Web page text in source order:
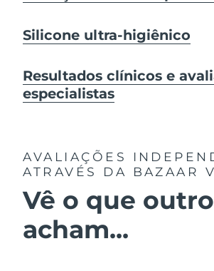
Silicone ultra-higiênico
Resultados clínicos e
especialistas
AVALIAÇÕES
ATRAVÉS DA BAZAAR
Vê o que
acham...